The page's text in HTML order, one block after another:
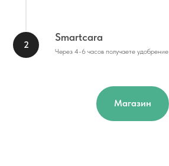
Smartcara
Через 4-6 часов получаете удобрение
Магазин